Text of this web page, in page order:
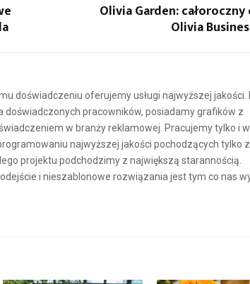
Olivia Garden:
Olivia
doświadczeniu oferujemy usługi najwyższej jakości.
doświadczonych pracowników, posiadamy grafików z
w branży reklamowej. Pracujemy tylko i
najwyższej jakości pochodzących tylko
projektu podchodzimy z największą starannością.
i nieszablonowe rozwiązania jest tym co nas